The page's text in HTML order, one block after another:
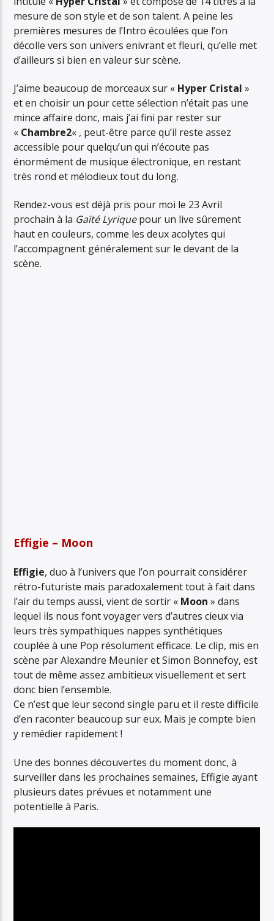
mesure de son style et de son talent. A peine les
premières mesures de l’Intro écoulées que l’on
décolle vers son univers enivrant et fleuri, qu’elle met
d’ailleurs si bien en valeur sur scène.
J’aime beaucoup de morceaux sur « Hyper Cristal »
et en choisir un pour cette sélection n’était pas une
mince affaire donc, mais j’ai fini par rester sur
« Chambre2« , peut-être parce qu’il reste assez
accessible pour quelqu’un qui n’écoute pas
énormément de musique électronique, en restant
très rond et mélodieux tout du long.
Rendez-vous est déjà pris pour moi le 23 Avril
prochain à la Gaïté Lyriquepour un live sûrement
haut en couleurs, comme les deux acolytes qui
l’accompagnent généralement sur le devant de la
scène.
Effigie – Moon
Effigie, duo à l’univers que l’on pourrait considérer
rétro-futuriste mais paradoxalement tout à fait dans
l’air du temps aussi, vient de sortir « Moon » dans
lequel ils nous font voyager vers d’autres cieux via
leurs très sympathiques nappes synthétiques
couplée à une Pop résolument efficace. Le clip, mis en
scène par Alexandre Meunier et Simon Bonnefoy, est
tout de même assez ambitieux visuellement et sert
donc bien l’ensemble.
Ce n’est que leur second single paru et il reste difficile
d’en raconter beaucoup sur eux. Mais je compte bien
y remédier rapidement !
Une des bonnes découvertes du moment donc, à
surveiller dans les prochaines semaines, Effigie ayant
plusieurs dates prévues et notamment une
potentielle à Paris.